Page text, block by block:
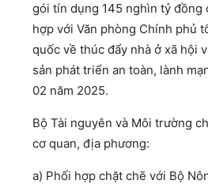
gói tín dụng 145 nghìn tỷ đồng
hợp với Văn phòng Chính phủ
quốc về thúc đẩy nhà ở xã hội
sản phát triển an toàn, lành
02 năm 2025.
Bộ Tài nguyên và Môi trường
cơ quan, địa phương:
a) Phối hợp chặt chẽ với Bộ